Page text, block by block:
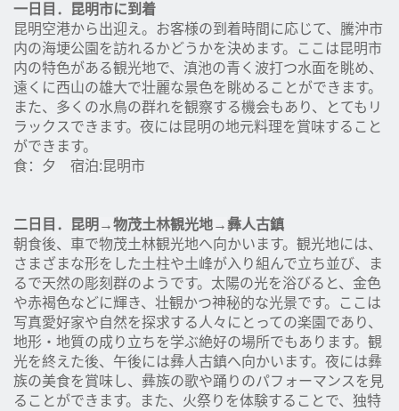
一日目．昆明市に到着
昆明空港から出迎え。お客様の到着時間に応じて、騰沖市
内の海埂公園を訪れるかどうかを決めます。ここは昆明市
内の特色がある観光地で、滇池の青く波打つ水面を眺め、
遠くに西山の雄大で壮麗な景色を眺めることができます。
また、多くの水鳥の群れを観察する機会もあり、とてもリ
ラックスできます。夜には昆明の地元料理を賞味すること
ができます。
食：夕 宿泊:昆明市
二日目．昆明 →物茂土林観光地→彝人古鎮
朝食後、車で物茂土林観光地へ向かいます。観光地には、
さまざまな形をした土柱や土峰が入り組んで立ち並び、ま
るで天然の彫刻群のようです。太陽の光を浴びると、金色
や赤褐色などに輝き、壮観かつ神秘的な光景です。ここは
写真愛好家や自然を探求する人々にとっての楽園であり、
地形・地質の成り立ちを学ぶ絶好の場所でもあります。観
光を終えた後、午後には彝人古鎮へ向かいます。夜には彝
族の美食を賞味し、彝族の歌や踊りのパフォーマンスを見
ることができます。また、火祭りを体験することで、独特